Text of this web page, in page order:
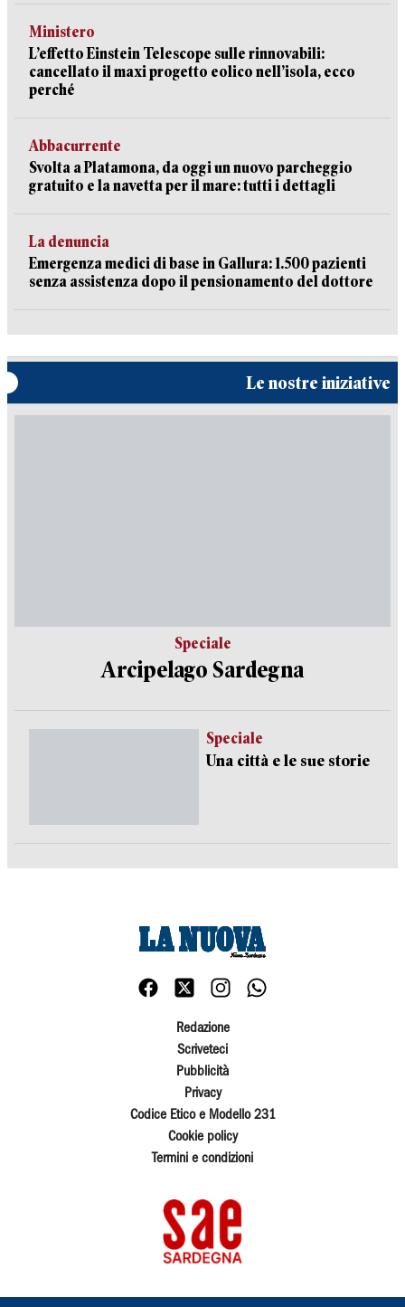
Ministero
L’effetto Einstein Telescope sulle rinnovabili:
cancellato il maxi progetto eolico nell’isola, ecco
perché
Abbacurrente
Svolta a Platamona, da oggi un nuovo parcheggio
gratuito e la navetta per il mare: tutti i dettagli
La denuncia
Emergenza medici di base in Gallura: 1.500 pazienti
senza assistenza dopo il pensionamento del dottore
Le nostre iniziative
Speciale
Arcipelago Sardegna
Speciale
Una città e le sue storie
Redazione
Scriveteci
Pubblicità
Privacy
Codice Etico e Modello 231
Cookie policy
Termini e condizioni